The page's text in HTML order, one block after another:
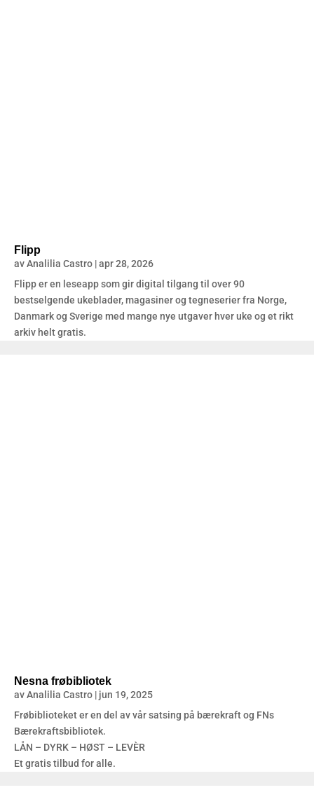
Flipp
avAnalilia Castro |apr 28, 2026
Flipp er en leseapp som gir digital tilgang til over 90
bestselgende ukeblader, magasiner og tegneserier fra Norge,
Danmark og Sverige med mange nye utgaver hver uke og et rikt
arkiv helt gratis.
Nesna frøbibliotek
avAnalilia Castro | jun 19, 2025
Frøbiblioteket er en del av vår satsing på bærekraft og FNs
Bærekraftsbibliotek.
LÅN – DYRK – HØST – LEVÈR
Et gratis tilbud for alle.